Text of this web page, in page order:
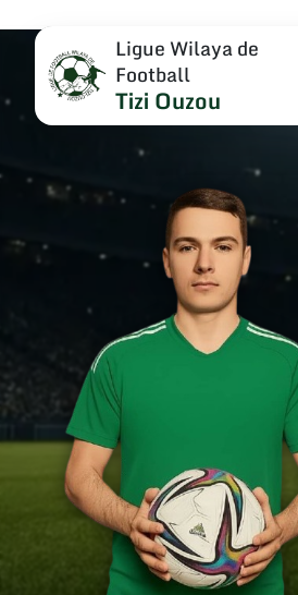
Ligue Wilaya de
Football
Tizi Ouzou